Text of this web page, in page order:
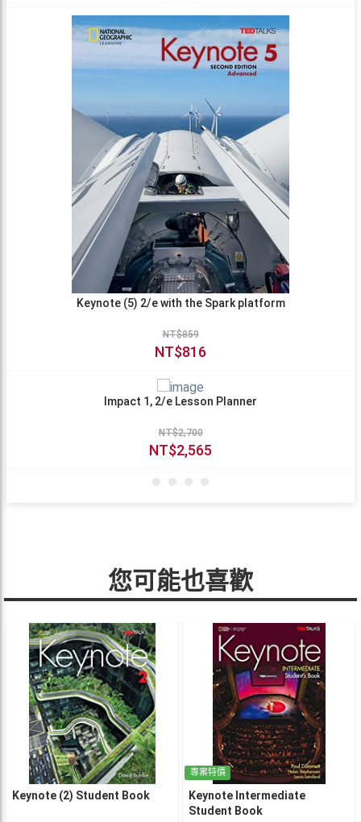
Keynote (5) 2/e with the Spark platform
NT$859
NT$816
Impact 1, 2/e Lesson Planner
NT$2,700
NT$2,565
您可能也喜歡
Keynote (2) Student Book
專案特價
Keynote Intermediate
Student Book